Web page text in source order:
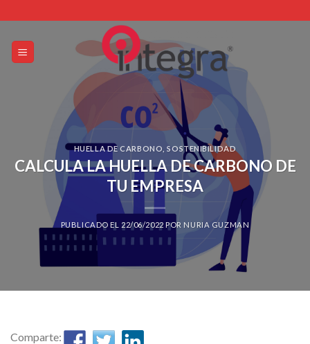
to
content
HUELLA DE CARBONO ,SOSTENIBILIDAD
CALCULA LA HUELLA DE CARBONO DE
TU EMPRESA
PUBLICADO EL 22/06/2022 POR NURIA GUZMAN
Comparte: